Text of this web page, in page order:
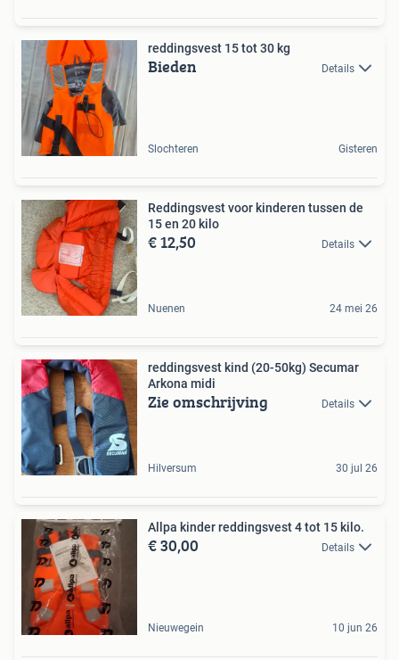
reddingsvest 15 tot 30 kg
Bieden Details
Slochteren Gisteren
Reddingsvest voor kinderen tussen de
15 en 20 kilo
€ 12,50 Details
Nuenen 24 mei 26
reddingsvest kind (20-50kg) Secumar
Arkona midi
Zie omschrijving Details
Hilversum 30 jul 26
Allpa kinder reddingsvest 4 tot 15 kilo.
€ 30,00 Details
Nieuwegein 10 jun 26